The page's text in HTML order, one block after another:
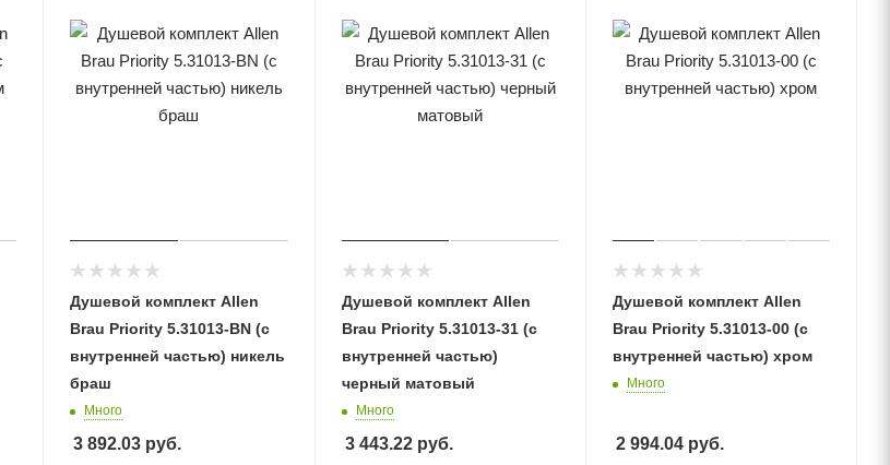
Душевой комплект Allen
Brau Priority 5.31013-BN (с
внутренней частью) никель
браш
Много
3 892.03 руб.
Душевой комплект Allen
Brau Priority 5.31013-31 (с
внутренней частью)
черный матовый
Много
3 443.22руб.
Душевой комплект Allen
Brau Priority 5.31013-00 (с
внутренней частью) хром
Много
2 994.04руб.